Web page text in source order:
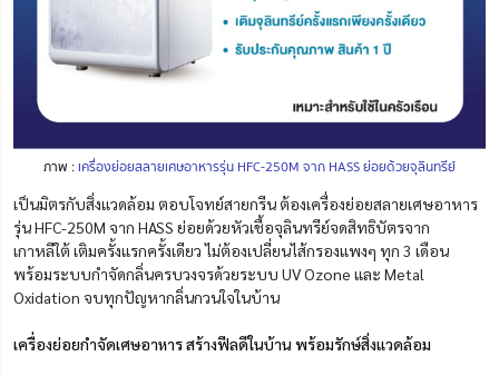
ภาพ : เครื่องย่อยสลายเศษอาหารรุ่น HFC-250M จาก HASS ย่อยด้วยจุลินทรีย์
เป็นมิตรกับสิ่งแวดล้อม ตอบโจทย์สายกรีน ต้องเครื่องย่อยสลายเศษอาหาร
รุ่น HFC-250M จาก HASS ย่อยด้วยหัวเชื้อจุลินทรีย์จดสิทธิบัตรจาก
เกาหลีใต้ เติมครั้งแรกครั้งเดียว ไม่ต้องเปลี่ยนไส้กรองแพงๆ ทุก 3 เดือน
พร้อมระบบกำจัดกลิ่นครบวงจรด้วยระบบ UV Ozone และ Metal
Oxidation จบทุกปัญหากลิ่นกวนใจในบ้าน
เครื่องย่อยกำจัดเศษอาหาร สร้างฟีลดีในบ้าน พร้อมรักษ์สิ่งแวดล้อม